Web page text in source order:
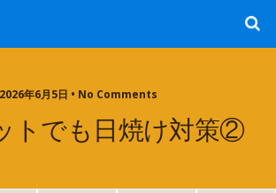
2026年6月5日 • No Comments
トでも日焼け対策②